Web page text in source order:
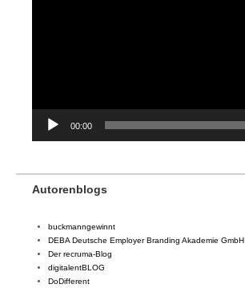
00:00
Autorenblogs
buckmanngewinnt
DEBA Deutsche Employer Branding Akademie GmbH
Der recruma-Blog
digitalentBLOG
DoDifferent